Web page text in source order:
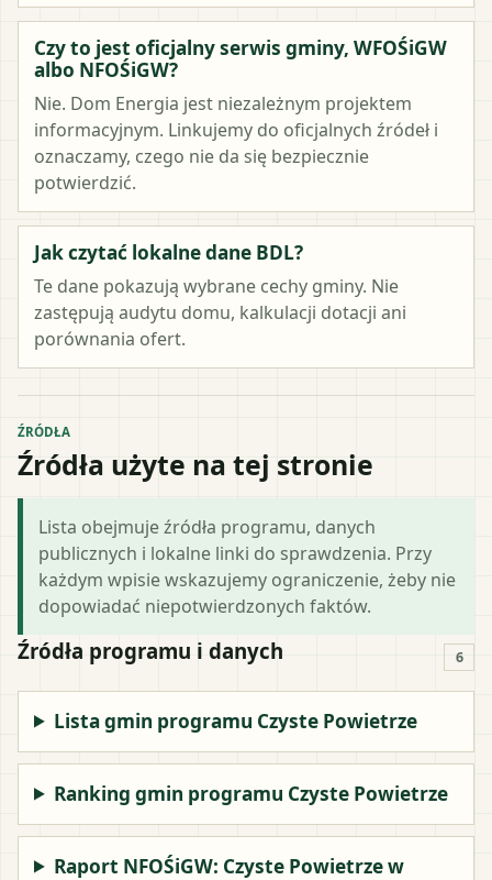
Czy to jest oficjalny serwis gminy, WFOŚiGW
albo NFOŚiGW?
Nie. Dom Energia jest niezależnym projektem
informacyjnym. Linkujemy do oficjalnych źródeł i
oznaczamy, czego nie da się bezpiecznie
potwierdzić.
Jak czytać lokalne dane BDL?
Te dane pokazują wybrane cechy gminy. Nie
zastępują audytu domu, kalkulacji dotacji ani
porównania ofert.
ŹRÓDŁA
Źródła użyte na tej stronie
Lista obejmuje źródła programu, danych
publicznych i lokalne linki do sprawdzenia. Przy
każdym wpisie wskazujemy ograniczenie, żeby nie
dopowiadać niepotwierdzonych faktów.
Źródła programu i danych 6
Lista gmin programu Czyste Powietrze
Ranking gmin programu Czyste Powietrze
Raport NFOŚiGW: Czyste Powietrze w